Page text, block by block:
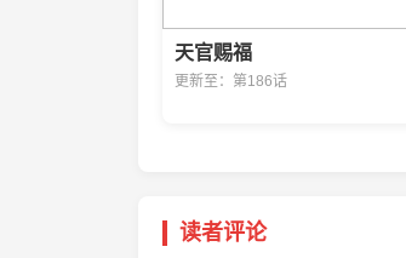
天官赐福
更新至：第186话
读者评论